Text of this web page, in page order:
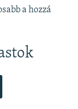
a hozzá